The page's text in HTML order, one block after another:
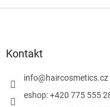
Kontakt
info@haircosmetics.cz
eshop: +420 775 555